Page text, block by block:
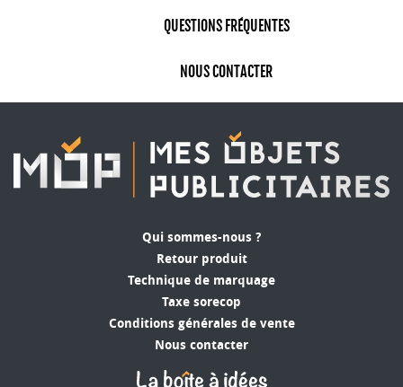
QUESTIONS FRÉQUENTES
NOUS CONTACTER
Qui sommes-nous ?
Retour produit
Technique de marquage
Taxe sorecop
Conditions générales de vente
Nous contacter